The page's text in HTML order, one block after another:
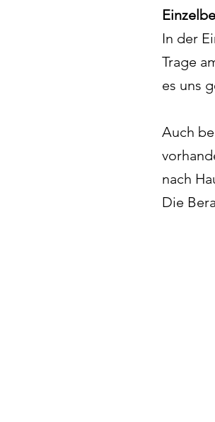
In der
Trage
es uns
Auch
nach
Die